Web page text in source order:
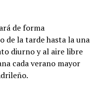
de forma
de la tarde hasta la una
diurno y al aire libre
cada verano mayor